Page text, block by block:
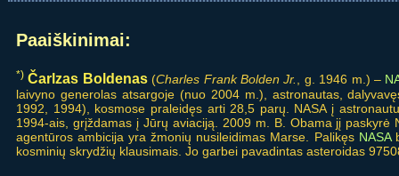
Paaiškinimai:
*) Čarlzas Boldenas(Charles Frank Bolden Jr. , g. 1946 m.) –
laivyno generolas atsargoje (nuo 2004 m.), astronautas,
1992, 1994), kosmose praleidęs arti 28,5 parų. NASA į
1994-ais, grįždamas į Jūrų aviaciją. 2009 m. B. Obama jį paskyrė
agentūros ambicija yra žmonių nusileidimas Marse. Palikęs NASA
kosminių skrydžių klausimais. Jo garbei pavadintas asteroidas